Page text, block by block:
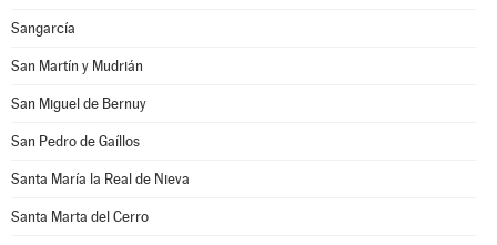
Sangarcía
San Martín y Mudrián
San Miguel de Bernuy
San Pedro de Gaíllos
Santa María la Real de Nieva
Santa Marta del Cerro